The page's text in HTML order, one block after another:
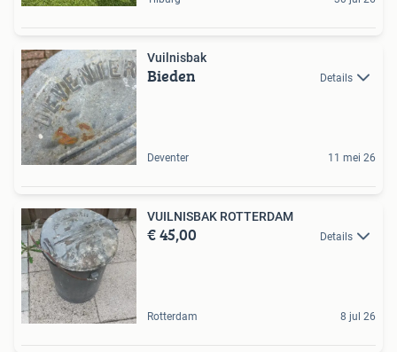
Vuilnisbak
Bieden Details
Deventer 11 mei 26
VUILNISBAK ROTTERDAM
€ 45,00 Details
Rotterdam 8 jul 26